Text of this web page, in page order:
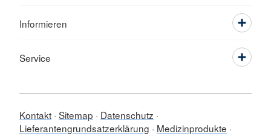
Informieren
Service
Kontakt Sitemap
Datenschutz
Lieferantengrundsatzerklärung
Medizinprodukte